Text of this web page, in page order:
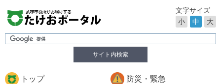
サイト内検索
文字サイズ
小
中 大
トップ 防災・緊急